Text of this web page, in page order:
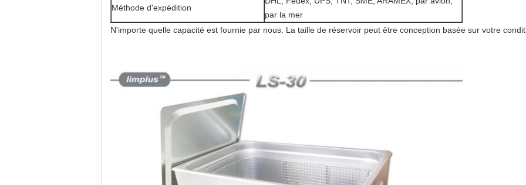
Méthode d'expédition
par la mer
N'importe quelle capacité est fournie par nous. La taille de réservoir peut être conception basée sur votre